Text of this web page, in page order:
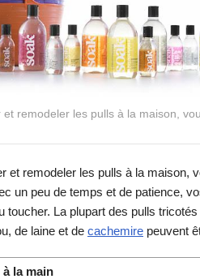
remodeler les pulls à la maison,
et remodeler les pulls à la maison,
un peu de temps et de patience,
toucher. La plupart des pulls
de laine et de cachemire peuvent
la main